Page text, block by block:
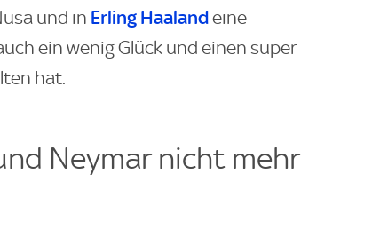
und in Erling Haalandeine
ein wenig Glück und einen super
hat.
Neymar nicht mehr